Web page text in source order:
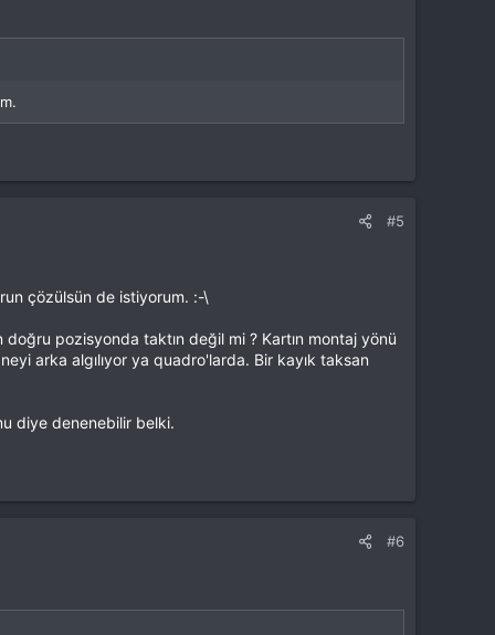
#5
çözülsün de istiyorum. :-\
pozisyonda taktın değil mi ? Kartın montaj yönü
arka algılıyor ya quadro'larda. Bir kayık taksan
diye denenebilir belki.
#6